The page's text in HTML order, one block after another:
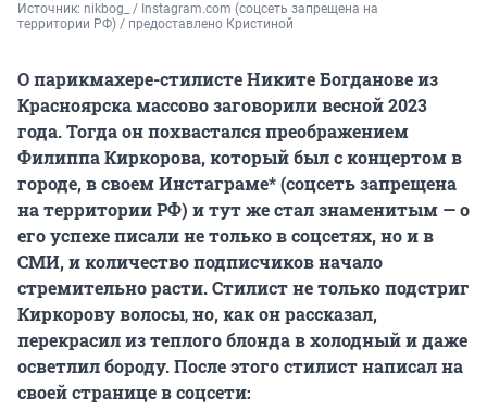
Источник: nikbog_ / Instagram.com (соцсеть запрещена на
территории РФ) / предоставлено Кристиной
О парикмахере-стилисте Никите Богданове из
Красноярска массово заговорили весной 2023
года. Тогда он похвастался преображением
Филиппа Киркорова, который был с концертом в
городе, в своем Инстаграме* (соцсеть запрещена
на территории РФ) и тут же стал знаменитым — о
его успехе писали не только в соцсетях, но и в
СМИ, и количество подписчиков начало
стремительно расти. Стилист не только подстриг
Киркорову волосы,но, как он рассказал,
перекрасил из теплого блонда в холодный и даже
осветлил бороду. После этого стилист написал на
своей странице в соцсети: